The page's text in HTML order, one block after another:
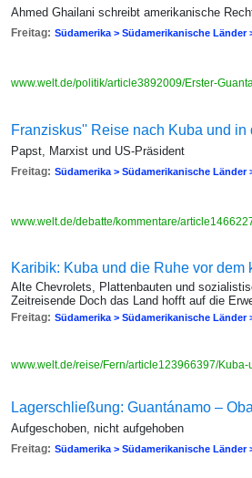
Ahmed Ghailani schreibt amerikanische
Freitag: Südamerika > Südamerikanische Länder
www.welt.de/politik/article3892009/Erster-
Franziskus'' Reise nach Kuba und in
Papst, Marxist und US-Präsident
Freitag: Südamerika > Südamerikanische Länder
www.welt.de/debatte/kommentare/
Karibik: Kuba und die Ruhe vor dem
Alte Chevrolets, Plattenbauten und
Zeitreisende Doch das Land hofft auf die
Freitag: Südamerika > Südamerikanische Länder
www.welt.de/reise/Fern/article123966397/
Lagerschließung: Guantánamo –
Aufgeschoben, nicht aufgehoben
Freitag: Südamerika > Südamerikanische Länder